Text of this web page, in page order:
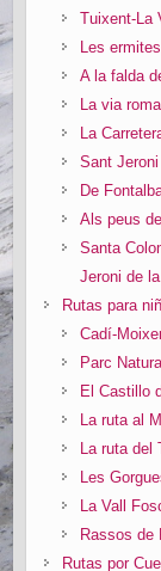
Tuixent-La
Les
A la falda
La via
La
Sant
De
Als peus
Santa
Jeroni de
Rutas para
Cadí-
Parc
El Castillo
La ruta al
La ruta del
Les
La Vall
Rassos de
Rutas por